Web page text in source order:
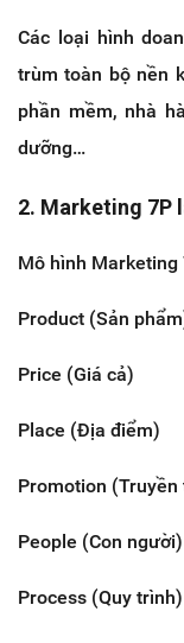
Các loại hình
trùm toàn bộ nền
phần mềm, nhà
dưỡng…
2. Marketing 7P
Mô hình Marketing
Product (Sản
Price (Giá cả)
Place (Địa điểm)
Promotion (Truyền
People (Con người)
Process (Quy trình)